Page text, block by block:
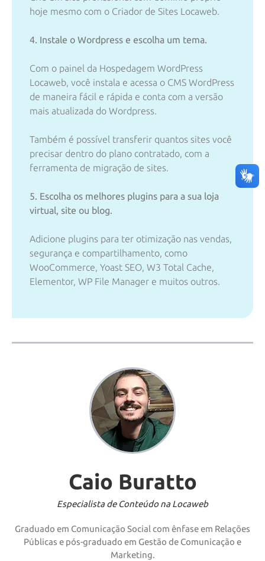
hoje mesmo com o Criador de Sites Locaweb.
4. Instale o Wordpress e escolha um tema.
Com o painel da Hospedagem WordPress
Locaweb, você instala e acessa o CMS WordPress
de maneira fácil e rápida e conta com a versão
mais atualizada do Wordpress.
Também é possível transferir quantos sites você
precisar dentro do plano contratado, com a
ferramenta de migração de sites.
5. Escolha os melhores plugins para a sua loja
virtual, site ou blog.
Adicione plugins para ter otimização nas vendas,
segurança e compartilhamento, como
WooCommerce, Yoast SEO, W3 Total Cache,
Elementor, WP File Manager e muitos outros.
Caio Buratto
Especialista de Conteúdo na Locaweb
Graduado em Comunicação Social com ênfase em Relações
Públicas e pós-graduado em Gestão de Comunicação e
Marketing.